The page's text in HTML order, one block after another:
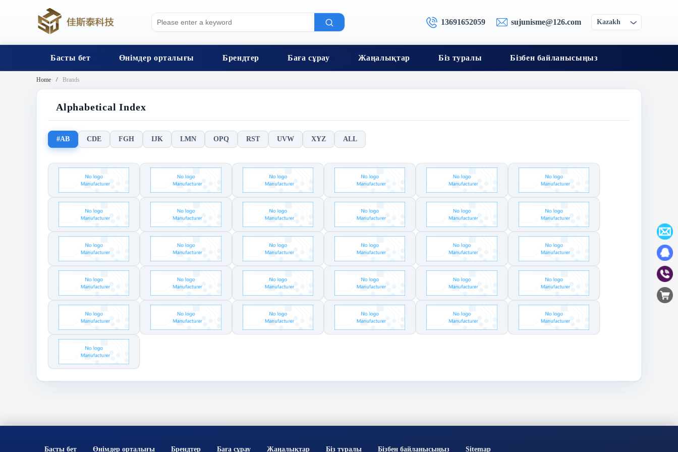
13691652059 sujunisme@126.com Kazakh
Басты бет Өнімдер орталығы Брендтер Баға сұрау Жаңалықтар Біз туралы Бізбен байланысыңыз
Home Brands
Alphabetical Index
#AB CDE FGH IJK LMN OPQ RST UVW XYZ ALL
Басты бет Өнімдер орталығы Брендтер Баға сұрау Жаңалықтар Біз туралы Бізбен байланысыңыз Sitemap